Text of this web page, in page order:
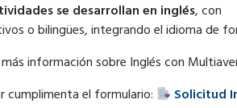
se desarrollan en inglés, con
o bilingües, integrando el idioma de
información sobre Inglés con
cumplimenta el formulario:
Solicitud